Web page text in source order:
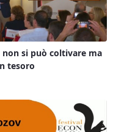
non si può coltivare ma
tesoro